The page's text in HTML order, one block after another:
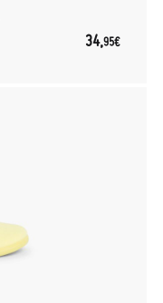
34,95€